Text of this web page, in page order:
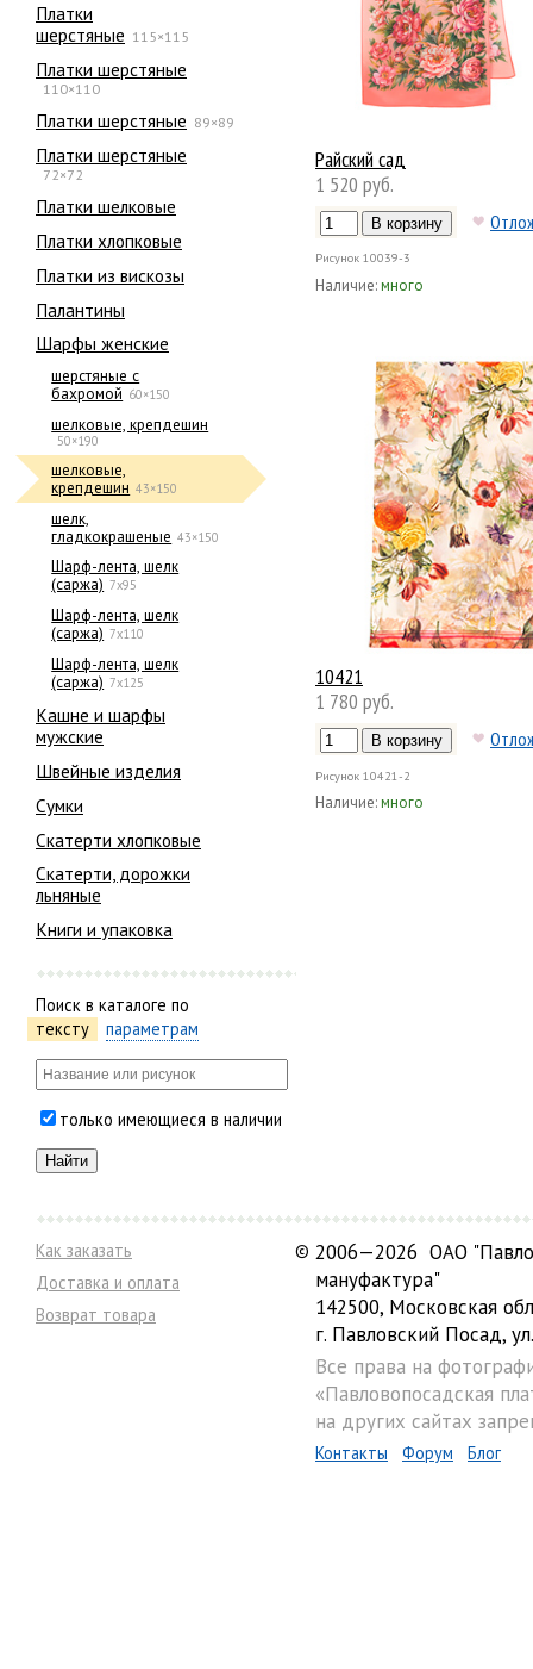
Платки
шерстяные 115×115
Платки шерстяные
110×110
Платки шерстяные 89×89
Платки шерстяные
72×72
Платки шелковые
Платки хлопковые
Платки из вискозы
Палантины
Шарфы женские
шерстяные с
бахромой 60×150
шелковые, крепдешин
50×190
шелковые,
крепдешин 43×150
шелк,
гладкокрашеные 43×150
Шарф-лента, шелк
(саржа) 7x95
Шарф-лента, шелк
(саржа) 7х110
Шарф-лента, шелк
(саржа) 7х125
Кашне и шарфы
мужские
Швейные изделия
Сумки
Скатерти хлопковые
Скатерти, дорожки
льняные
Книги и упаковка
Поиск в каталоге по
тексту
параметрам
только имеющиеся в наличии
Райский сад
1 520 руб.
Рисунок 10039-3
Наличие:много
10421
1 780 руб.
Рисунок 10421-2
Наличие:много
Как заказать
Доставка и оплата
Возврат товара
© 2006—2026 ОАО
мануфактура"
142500, Московская
г. Павловский Посад,
Все права на
«Павловопосадская
на других сайтах
Контакты Форум Блог